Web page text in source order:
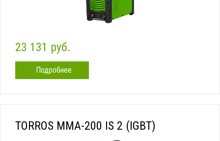
23 131 руб.
Подробнее
TORROS ММА-200 IS 2 (IGBT)